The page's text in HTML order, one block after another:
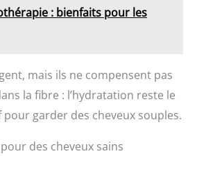
: bienfaits pour les
mais ils ne compensent pas
la fibre : l’hydratation reste le
pour garder des cheveux souples.
des cheveux sains